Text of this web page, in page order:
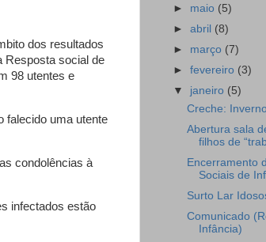
dos resultados
Resposta social de
98 utentes e
falecido uma utente
condolências à
infectados estão
► maio (5)
►abril (8)
► março (7)
►fevereiro (3)
▼ janeiro (5)
Creche: Inverno
Abertura sala
filhos de
Encerramento
Sociais de
Surto Lar
Comunicado
Infância)